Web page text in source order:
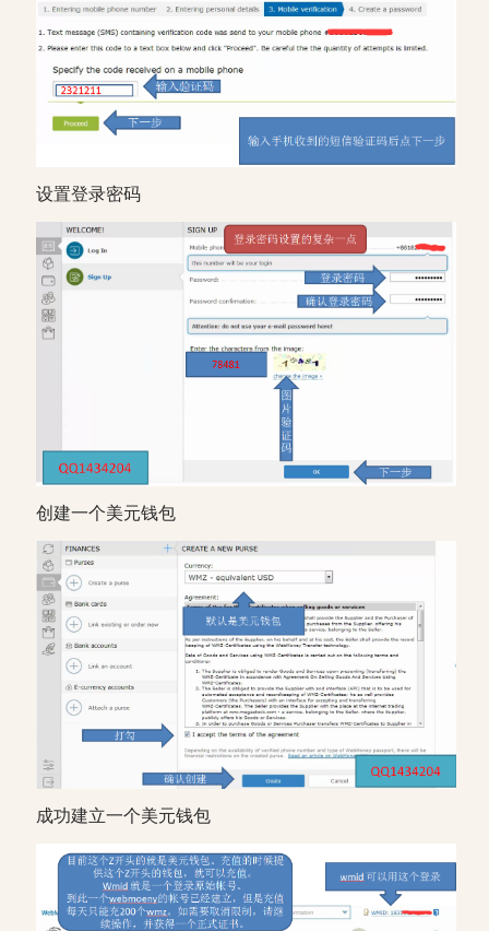
设置登录密码
创建一个美元钱包
成功建立一个美元钱包